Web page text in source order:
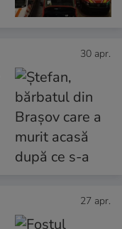
30 apr.
27 apr.